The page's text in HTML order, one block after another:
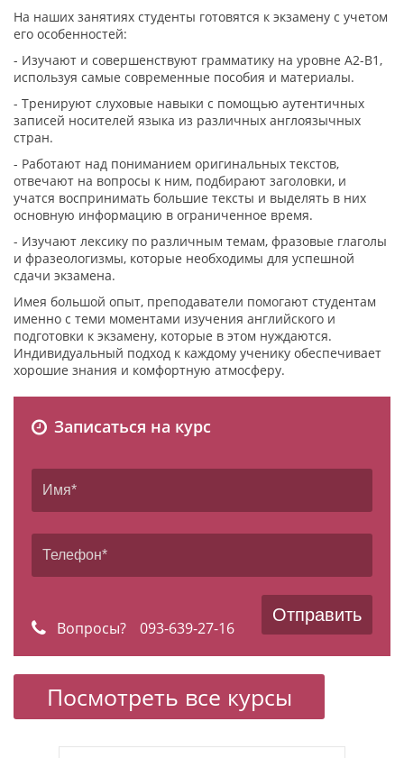
На наших занятиях студенты готовятся к экзамену с учетом
его особенностей:
- Изучают и совершенствуют грамматику на уровне A2-B1,
используя самые современные пособия и материалы.
- Тренируют слуховые навыки с помощью аутентичных
записей носителей языка из различных англоязычных
стран.
- Работают над пониманием оригинальных текстов,
отвечают на вопросы к ним, подбирают заголовки, и
учатся воспринимать большие тексты и выделять в них
основную информацию в ограниченное время.
- Изучают лексику по различным темам, фразовые глаголы
и фразеологизмы, которые необходимы для успешной
сдачи экзамена.
Имея большой опыт, преподаватели помогают студентам
именно с теми моментами изучения английского и
подготовки к экзамену, которые в этом нуждаются.
Индивидуальный подход к каждому ученику обеспечивает
хорошие знания и комфортную атмосферу.
Записаться на курс
Вопросы? 093-639-27-16
Посмотреть все курсы